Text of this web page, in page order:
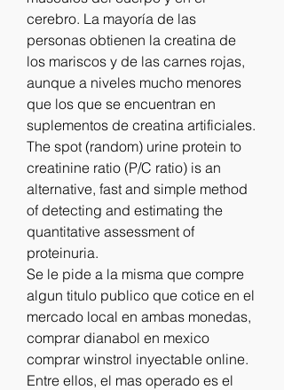
cerebro. La mayoría de las
personas obtienen la creatina de
los mariscos y de las carnes rojas,
aunque a niveles mucho menores
que los que se encuentran en
suplementos de creatina artificiales.
The spot (random) urine protein to
creatinine ratio (P/C ratio) is an
alternative, fast and simple method
of detecting and estimating the
quantitative assessment of
proteinuria.
Se le pide a la misma que compre
algun titulo publico que cotice en el
mercado local en ambas monedas,
comprar dianabol en mexico
comprar winstrol inyectable online.
Entre ellos, el mas operado es el